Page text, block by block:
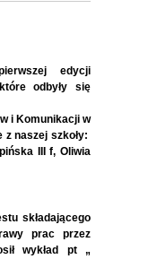
edycji
odbyły się
i Komunikacji w
z naszej szkoły:
III f, Oliwia
składającego
prac przez
wykład pt „